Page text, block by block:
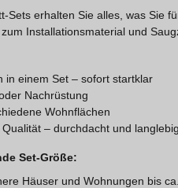
erhalten Sie alles, was Sie
Installationsmaterial und
in einem Set – sofort startklar
Nachrüstung
Wohnflächen
Qualität – durchdacht und langlebig
Set-Größe:
Häuser und Wohnungen bis